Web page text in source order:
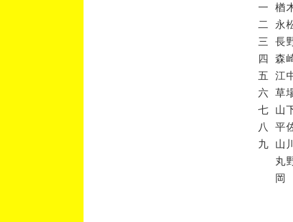
一 楢
二 永
三 長
四 森
五 江
六 草
七 山
八 平
九 山
丸
岡